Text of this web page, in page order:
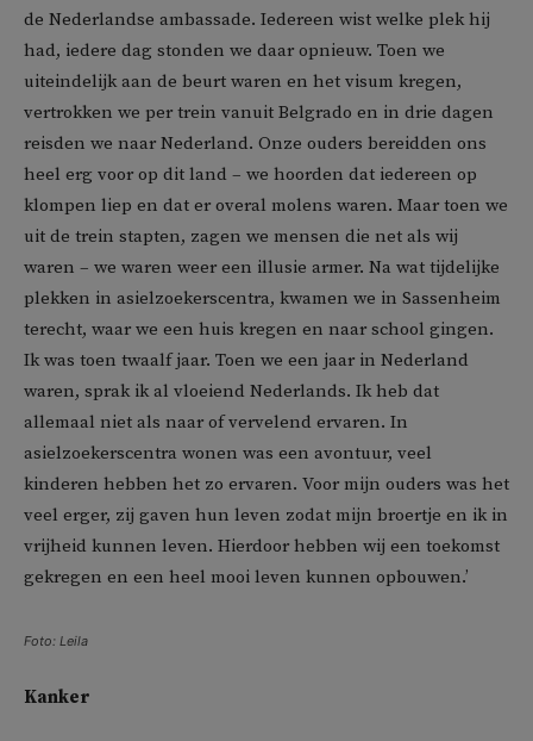
de Nederlandse ambassade. Iedereen wist welke plek hij
had, iedere dag stonden we daar opnieuw. Toen we
uiteindelijk aan de beurt waren en het visum kregen,
vertrokken we per trein vanuit Belgrado en in drie dagen
reisden we naar Nederland. Onze ouders bereidden ons
heel erg voor op dit land – we hoorden dat iedereen op
klompen liep en dat er overal molens waren. Maar toen we
uit de trein stapten, zagen we mensen die net als wij
waren – we waren weer een illusie armer. Na wat tijdelijke
plekken in asielzoekerscentra, kwamen we in Sassenheim
terecht, waar we een huis kregen en naar school gingen.
Ik was toen twaalf jaar. Toen we een jaar in Nederland
waren, sprak ik al vloeiend Nederlands. Ik heb dat
allemaal niet als naar of vervelend ervaren. In
asielzoekerscentra wonen was een avontuur, veel
kinderen hebben het zo ervaren. Voor mijn ouders was het
veel erger, zij gaven hun leven zodat mijn broertje en ik in
vrijheid kunnen leven. Hierdoor hebben wij een toekomst
gekregen en een heel mooi leven kunnen opbouwen.’
Foto: Leila
Kanker